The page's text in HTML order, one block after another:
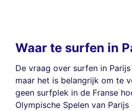
Waar te surfen in
De vraag over surfen in
maar het is belangrijk om te
geen surfplek in de Franse
Olympische Spelen van